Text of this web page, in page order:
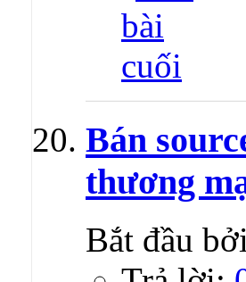
Bán
thương
Bắt đầu bởi